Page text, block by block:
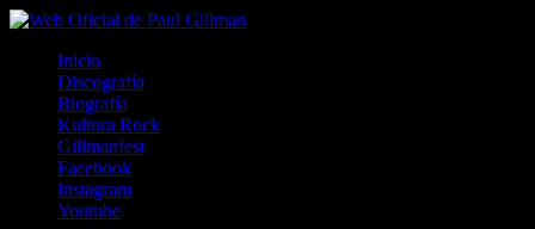
Inicio
Discografía
Biografía
Kultura Rock
Gillmanfest
Facebook
Instagram
Youtube